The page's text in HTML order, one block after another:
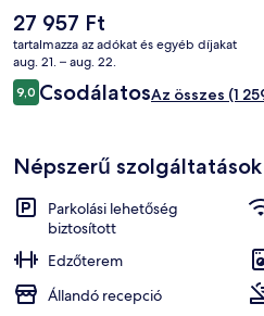
segítőkész személyzet és
megközelíthető: 2-es Terminál - D &
perc gyalog.
A
jelenlegi
ár
27 957 Ft
27 957 Ft
tartalmazza az adókat és egyéb díjakat
aug. 21. – aug. 22.
Értékelések
9,09,0 ennyiből: 10
CsodálatosAz összes (1
Népszerű szolgáltatások
Parkolási lehetőség
biztosított
Edzőterem
Állandó recepció